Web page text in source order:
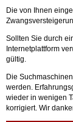
nach
nach
Die von Ihnen
Sollten Sie durch
Internetplattform
gültig.
Die
werden.
wieder in wenigen
korrigiert. Wir